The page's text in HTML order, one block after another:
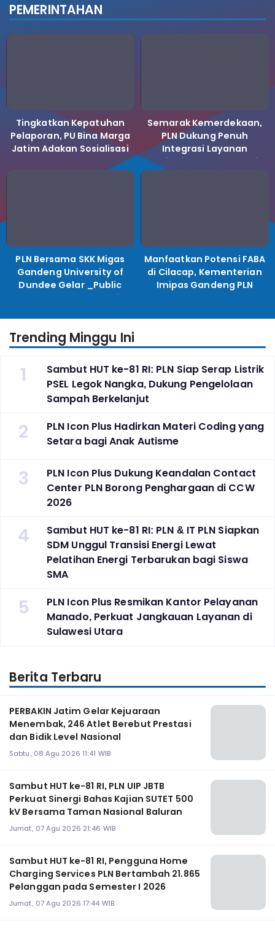
PEMERINTAHAN
Tingkatkan Kepatuhan
Pelaporan, PU Bina Marga
Jatim Adakan Sosialisasi
Semarak Kemerdekaan,
PLN Dukung Penuh
Integrasi Layanan
Kelistrikan ke Koperasi
Desa Merah Putih.
PLN Bersama SKK Migas
Gandeng University of
Dundee Gelar _Public
Lecture_, Kolaborasi
Manfaatkan Potensi FABA
di Cilacap, Kementerian
Imipas Gandeng PLN
Trending Minggu Ini
1
Sambut HUT ke-81 RI: PLN Siap Serap Listrik
PSEL Legok Nangka, Dukung Pengelolaan
Sampah Berkelanjut
2
PLN Icon Plus Hadirkan Materi Coding yang
Setara bagi Anak Autisme
3
PLN Icon Plus Dukung Keandalan Contact
Center PLN Borong Penghargaan di CCW
2026
4
Sambut HUT ke-81 RI: PLN & IT PLN Siapkan
SDM Unggul Transisi Energi Lewat
Pelatihan Energi Terbarukan bagi Siswa
SMA
5
PLN Icon Plus Resmikan Kantor Pelayanan
Manado, Perkuat Jangkauan Layanan di
Sulawesi Utara
Berita Terbaru
PERBAKIN Jatim Gelar Kejuaraan
Menembak, 246 Atlet Berebut Prestasi
dan Bidik Level Nasional
Sabtu, 08 Agu 2026 11:41 WIB
Sambut HUT ke-81 RI, PLN UIP JBTB
Perkuat Sinergi Bahas Kajian SUTET 500
kV Bersama Taman Nasional Baluran
Jumat, 07 Agu 2026 21:46 WIB
Sambut HUT ke-81 RI, Pengguna Home
Charging Services PLN Bertambah 21.865
Pelanggan pada Semester I 2026
Jumat, 07 Agu 2026 17:44 WIB